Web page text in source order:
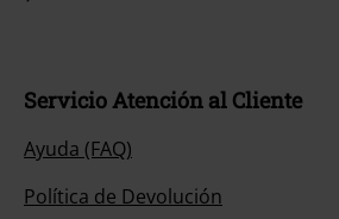
Servicio Atención al Cliente
Ayuda (FAQ)
Política de Devolución